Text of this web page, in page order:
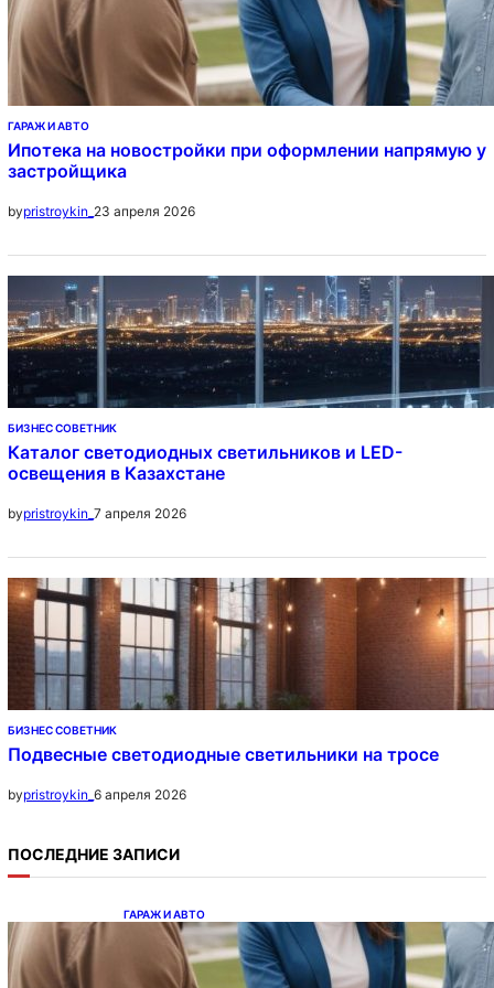
ГАРАЖ И АВТО
Ипотека на новостройки при оформлении напрямую у
застройщика
bypristroykin_ 23 апреля 2026
БИЗНЕС СОВЕТНИК
Каталог светодиодных светильников и LED-
освещения в Казахстане
bypristroykin_ 7 апреля 2026
БИЗНЕС СОВЕТНИК
Подвесные светодиодные светильники на тросе
bypristroykin_ 6 апреля 2026
ПОСЛЕДНИЕ ЗАПИСИ
ГАРАЖ И АВТО
Ипотека на новостройки при оформлении
напрямую у застройщика